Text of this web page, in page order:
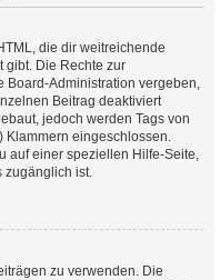
die dir weitreichende
gibt. Die Rechte zur
Board-Administration vergeben,
Beitrag deaktiviert
jedoch werden Tags von
Klammern eingeschlossen.
auf einer speziellen Hilfe-Seite,
zugänglich ist.
zu verwenden. Die